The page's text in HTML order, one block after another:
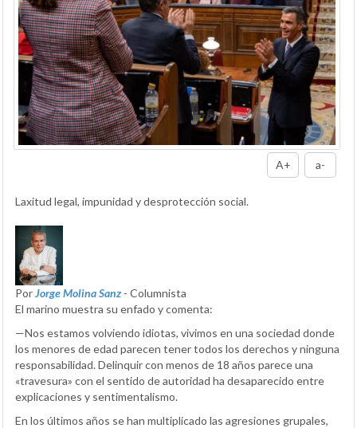
A+ a-
Laxitud legal, impunidad y desprotección social.
PorJorge Molina Sanz - Columnista
El marino muestra su enfado y comenta:
—Nos estamos volviendo idiotas, vivimos en una sociedad donde
los menores de edad parecen tener todos los derechos y ninguna
responsabilidad. Delinquir con menos de 18 años parece una
«travesura» con el sentido de autoridad ha desaparecido entre
explicaciones y sentimentalismo.
En los últimos años se han multiplicado las agresiones grupales,